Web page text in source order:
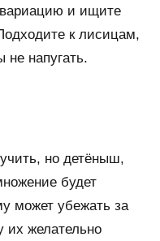
и ищите
к лисицам,
напугать.
но детёныш,
будет
может убежать за
их желательно